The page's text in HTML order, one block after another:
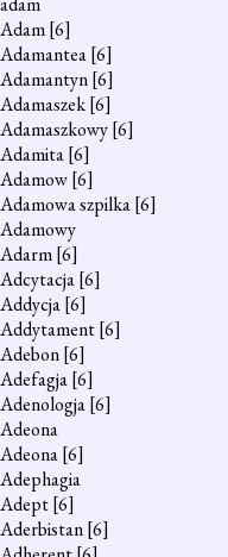
Adam[6]
Adamantea[6]
Adamantyn[6]
Adamaszek[6]
Adamaszkowy[6]
Adamita[6]
Adamow[6]
Adamowa szpilka[6]
Adamowy
Adarm[6]
Adcytacja[6]
Addycja[6]
Addytament[6]
Adebon[6]
Adefagja[6]
Adenologja[6]
Adeona
Adeona[6]
Adephagia
Adept[6]
Aderbistan[6]